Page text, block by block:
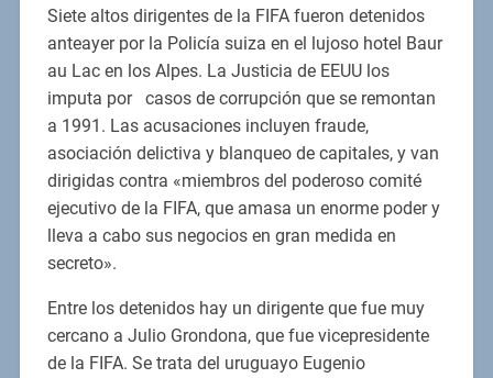
Siete altos dirigentes de la FIFA fueron detenidos
anteayer por la Policía suiza en el lujoso hotel Baur
au Lac en los Alpes. La Justicia de EEUU los
imputa por casos de corrupción que se remontan
a 1991. Las acusaciones incluyen fraude,
asociación delictiva y blanqueo de capitales, y van
dirigidas contra «miembros del poderoso comité
ejecutivo de la FIFA, que amasa un enorme poder y
lleva a cabo sus negocios en gran medida en
secreto».
Entre los detenidos hay un dirigente que fue muy
cercano a Julio Grondona, que fue vicepresidente
de la FIFA. Se trata del uruguayo Eugenio